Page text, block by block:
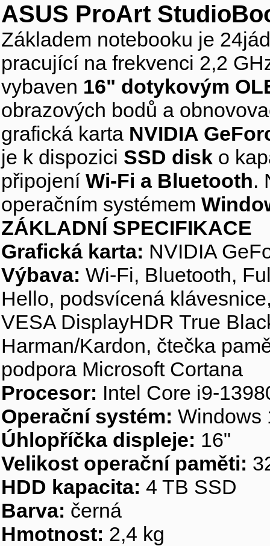
ASUS ProArt
Základem notebooku je
pracující na frekvenci 2,2
vybaven 16" dotykovým
obrazových bodů a
grafická karta NVIDIA
je k dispozici SSD disk o
připojení Wi-Fi a Bluetooth.
operačním systémem
ZÁKLADNÍ SPECIFIKACE
Grafická karta: NVIDIA
Výbava: Wi-Fi, Bluetooth,
Hello, podsvícená
VESA DisplayHDR True
Harman/Kardon, čtečka
podpora Microsoft Cortana
Procesor: Intel Core i9-
Operační systém: Windows
Úhlopříčka displeje: 16"
Velikost operační paměti:
HDD kapacita: 4 TB SSD
Barva: černá
Hmotnost: 2,4 kg